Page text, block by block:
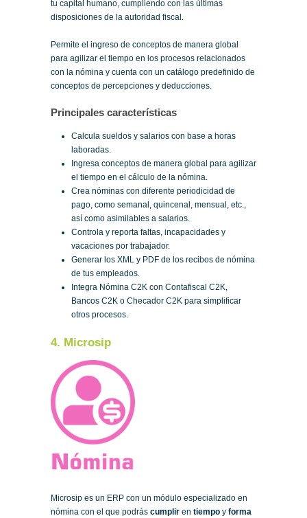
tu capital humano, cumpliendo con las últimas
disposiciones de la autoridad fiscal.
Permite el ingreso de conceptos de manera global
para agilizar el tiempo en los procesos relacionados
con la nómina y cuenta con un catálogo predefinido de
conceptos de percepciones y deducciones.
Principales características
Calcula sueldos y salarios con base a horas
laboradas.
Ingresa conceptos de manera global para agilizar
el tiempo en el cálculo de la nómina.
Crea nóminas con diferente periodicidad de
pago, como semanal, quincenal, mensual, etc.,
así como asimilables a salarios.
Controla y reporta faltas, incapacidades y
vacaciones por trabajador.
Generar los XML y PDF de los recibos de nómina
de tus empleados.
Integra Nómina C2K con Contafiscal C2K,
Bancos C2K o Checador C2K para simplificar
otros procesos.
4. Microsip
Microsip es un ERP con un módulo especializado en
nómina con el que podrás cumplir en tiempo y forma